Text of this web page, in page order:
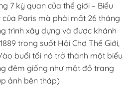
7 kỳ quan của thế giới – Biểu
Paris mà phải mất 26 tháng
trình xây dựng và được khánh
trong suốt Hội Chợ Thế Giới,
buổi tối nó trở thành một biểu
đêm giống như một đồ trang
ảnh bên tháp)